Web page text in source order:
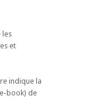
les
et
indique la
book) de